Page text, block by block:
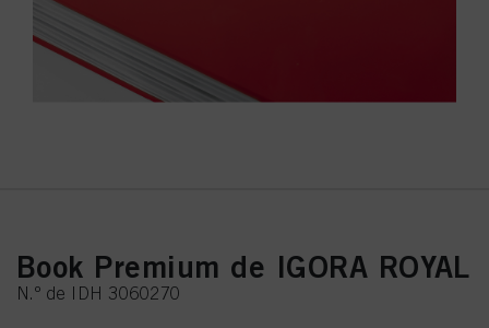
Book Premium de IGORA ROYAL
N.º de IDH 3060270